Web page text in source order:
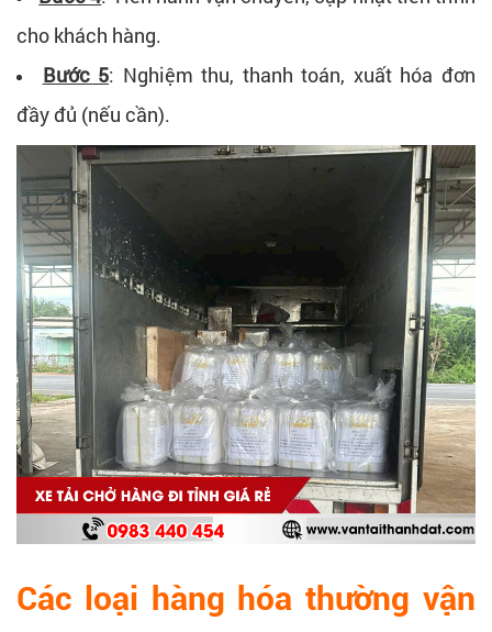
cho khách hàng.
Bước 5: Nghiệm thu, thanh toán, xuất hóa đơn
đầy đủ (nếu cần).
Các loại hàng hóa thường vận